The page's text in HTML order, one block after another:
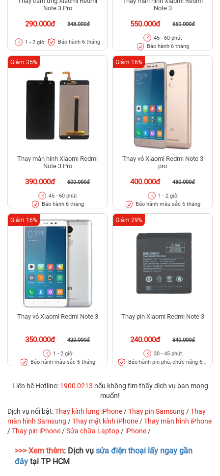
Note 3 Pro
290.000đ 348.000đ
1 - 2 giờ Bảo hành 6 tháng
Note 3
550.000đ 660.000đ
45 - 60 phút
Bảo hành 6 tháng
Thay màn hình Xiaomi Redmi
Note 3 Pro
390.000đ 600.000đ
Giảm 35%
45 - 60 phút
Bảo hành 6 tháng
Thay vỏ Xiaomi Redmi Note 3
pro
400.000đ 480.000đ
Giảm 16%
1 - 2 giờ
Bảo hành màu sắc 6 tháng
Thay vỏ Xiaomi Redmi Note 3
350.000đ 420.000đ
Giảm 16%
1 - 2 giờ
Bảo hành màu sắc 6 tháng
Thay pin Xiaomi Redmi Note 3
240.000đ 340.000đ
Giảm 29%
30 - 45 phút
Bảo hành pin phù, chức năng 6
Liên hệ Hotline: 1900 0213 nếu không tìm thấy dịch vụ bạn mong
muốn!
Dịch vụ nổi bật:Thay kính lưng iPhone /Thay pin Samsung /Thay
màn hình Samsung /Thay mặt kính iPhone /Thay màn hình iPhone
/Thay pin iPhone /Sửa chữa Laptop / iPhone /
>>> Xem thêm: Dịch vụ sửa điện thoại lấy ngay gần
đây tại TP HCM